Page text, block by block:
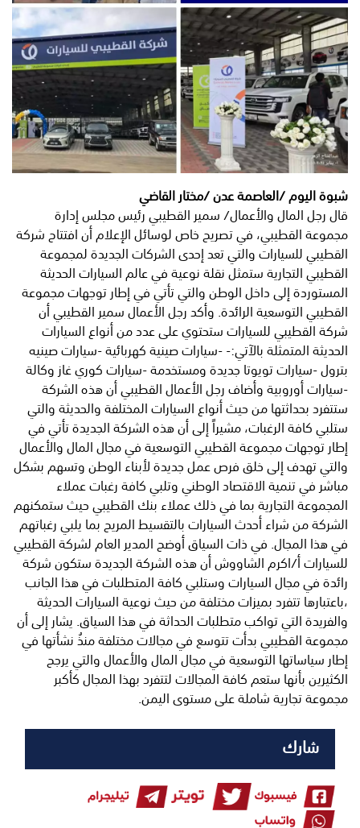
شبوة اليوم /العاصمة عدن /مختار القاضي
قال رجل المال والأعمال/ سمير القطيبي رئيس مجلس إدارة
مجموعة القطيبي، في تصريح خاص لوسائل الإعلام أن افتتاح شركة
القطيبي للسيارات والتي تعد إحدى الشركات الجديدة لمجموعة
القطيبي التجارية ستمثل نقلة نوعية في عالم السيارات الحديثة
المستوردة إلى داخل الوطن والتي تأتي في إطار توجهات مجموعة
القطيبي التوسعية الرائدة. وأكد رجل الأعمال سمير القطيبي أن
شركة القطيبي للسيارات ستحتوي على عدد من أنواع السيارات
الحديثة المتمثلة بالآتي:- -سيارات صينية كهربائية -سيارات صينيه
بترول -سيارات تويوتا جديدة ومستخدمة -سيارات كوري غاز وكالة
-سيارات أوروبية وأضاف رجل الأعمال القطيبي أن هذه الشركة
ستتفرد بحداثتها من حيث أنواع السيارات المختلفة والحديثة والتي
ستلبي كافة الرغبات، مشيراً إلى أن هذه الشركة الجديدة تأتي في
إطار توجهات مجموعة القطيبي التوسعية في مجال المال والأعمال
والتي تهدف إلى خلق فرص عمل جديدة لأبناء الوطن وتسهم بشكل
مباشر في تنمية الاقتصاد الوطني وتلبي كافة رغبات عملاء
المجموعة التجارية بما في ذلك عملاء بنك القطيبي حيث ستمكنهم
الشركة من شراء أحدث السيارات بالتقسيط المريح بما يلبي رغباتهم
في هذا المجال. في ذات السياق أوضح المدير العام لشركة القطيبي
للسيارات أ/اكرم الشاووش أن هذه الشركة الجديدة ستكون شركة
رائدة في مجال السيارات وستلبي كافة المتطلبات في هذا الجانب
،باعتبارها تتفرد بميزات مختلفة من حيث نوعية السيارات الحديثة
والفريدة التي تواكب متطلبات الحداثة في هذا السياق. يشار إلى أن
مجموعة القطيبي بدأت تتوسع في مجالات مختلفة منذُ نشأتها في
إطار سياساتها التوسعية في مجال المال والأعمال والتي يرجح
الكثيرين بأنها ستعم كافة المجالات لتتفرد بهذا المجال كأكبر
مجموعة تجارية شاملة على مستوى اليمن.
شارك